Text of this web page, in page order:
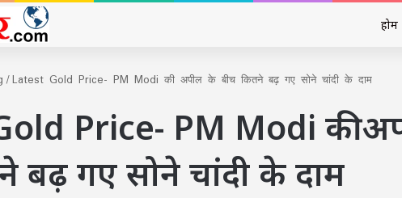
होम
/Latest Gold Price- PM Modi की अपील के बीच कितने बढ़ गए सोने चांदी के दाम
Price- PM Modi की
बढ़ गए सोने चांदी के दाम